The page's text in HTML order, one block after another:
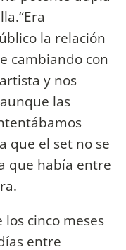
la relación
cambiando con
y nos
las
que el set no se
que había entre
cinco meses
entre